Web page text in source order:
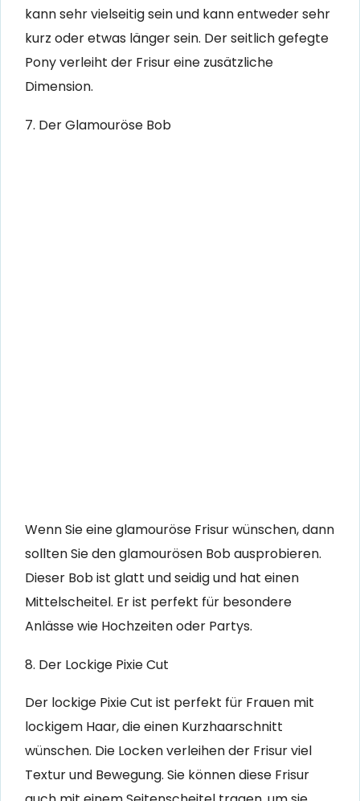
kann sehr vielseitig sein und kann entweder sehr
kurz oder etwas länger sein. Der seitlich gefegte
Pony verleiht der Frisur eine zusätzliche
Dimension.
7. Der Glamouröse Bob
Wenn Sie eine glamouröse Frisur wünschen, dann
sollten Sie den glamourösen Bob ausprobieren.
Dieser Bob ist glatt und seidig und hat einen
Mittelscheitel. Er ist perfekt für besondere
Anlässe wie Hochzeiten oder Partys.
8. Der Lockige Pixie Cut
Der lockige Pixie Cut ist perfekt für Frauen mit
lockigem Haar, die einen Kurzhaarschnitt
wünschen. Die Locken verleihen der Frisur viel
Textur und Bewegung. Sie können diese Frisur